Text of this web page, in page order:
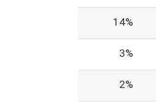
14%
3%
2%